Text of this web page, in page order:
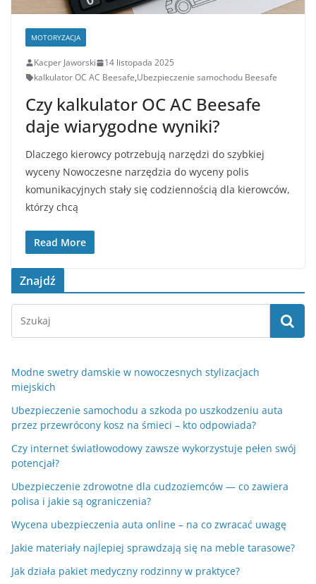
MOTORYZACJA
Kacper Jaworski
14 listopada 2025
kalkulator OC AC Beesafe,Ubezpieczenie samochodu Beesafe
Czy kalkulator OC AC Beesafe
daje wiarygodne wyniki?
Dlaczego kierowcy potrzebują narzędzi do szybkiej
wyceny Nowoczesne narzędzia do wyceny polis
komunikacyjnych stały się codziennością dla kierowców,
którzy chcą
Read More
Znajdź
Modne swetry damskie w nowoczesnych stylizacjach
miejskich
Ubezpieczenie samochodu a szkoda po uszkodzeniu auta
przez przewrócony kosz na śmieci – kto odpowiada?
Czy internet światłowodowy zawsze wykorzystuje pełen swój
potencjał?
Ubezpieczenie zdrowotne dla cudzoziemców — co zawiera
polisa i jakie są ograniczenia?
Wycena ubezpieczenia auta online – na co zwracać uwagę
Jakie materiały najlepiej sprawdzają się na meble tarasowe?
Jak działa pakiet medyczny rodzinny w praktyce?